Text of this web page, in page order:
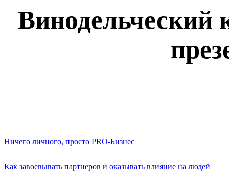
Винодельческий
Ничего личного, просто PRO-Бизнес
Как завоевывать партнеров и оказывать влияние на людей